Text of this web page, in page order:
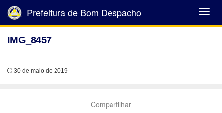
Abrir
Menu
Prefeitura de Bom Despacho
IMG_8457
30 de maio de 2019
Compartilhar